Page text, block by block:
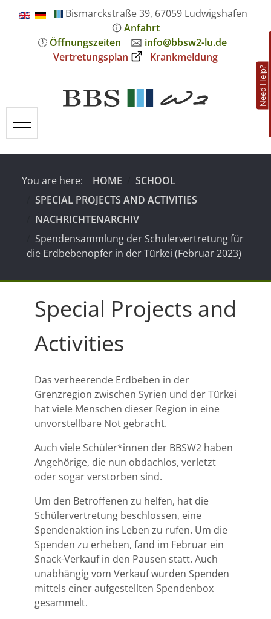
Bismarckstraße 39, 67059 Ludwigshafen
🛈Anfahrt
🕛 Öffnungszeiten 🖂 info@bbsw2-lu.de
Vertretungsplan
Krankmeldung
Need Help?
Mobile Menu Toggle
You are here: HOME
SCHOOL
SPECIAL PROJECTS AND ACTIVITIES
NACHRICHTENARCHIV
Spendensammlung der Schülervertretung für
die Erdbebenopfer in der Türkei (Februar 2023)
Special Projects and
Activities
Das verheerende Erdbeben in der
Grenzregion zwischen Syrien und der Türkei
hat viele Menschen dieser Region in eine
unvorstellbare Not gebracht.
Auch viele Schüler*innen der BBSW2 haben
Angehörige, die nun obdachlos, verletzt
oder sogar verstorben sind.
Um den Betroffenen zu helfen, hat die
Schülervertretung beschlossen, eine
Spendenaktion ins Leben zu rufen. Um die
Spenden zu erheben, fand im Februar ein
Snack-Verkauf in den Pausen statt. Auch
unabhängig vom Verkauf wurden Spenden
mittels einer aufgestellten Spendenbox
gesammelt.